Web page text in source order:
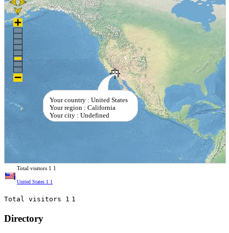
Your country : United States
Your region : California
Your city : Undefined
Total visitors 1 1
United States 1 1
Total visitors 1 1
Directory